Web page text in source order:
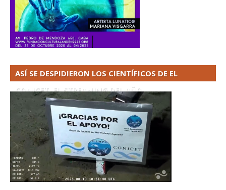
ASÍ SE DESPIDIERON LOS CIENTÍFICOS DE EL
CONICET. EL STREAMING DEL AÑO